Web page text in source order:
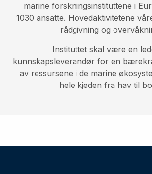
marine forskningsinstituttene i
1030 ansatte. Hovedaktivitetene
rådgivning og
Instituttet skal være en
kunnskapsleverandør for en
av ressursene i de marine
hele kjeden fra hav til